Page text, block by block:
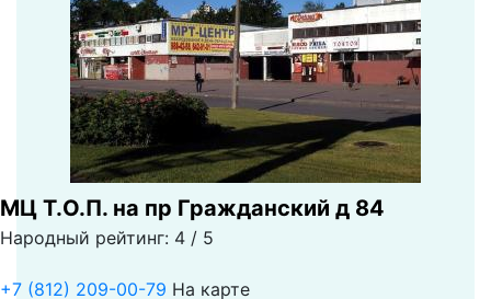
МЦ Т.О.П. на пр Гражданский д 84
Народный рейтинг: 4 / 5
+7 (812) 209-00-79 На карте